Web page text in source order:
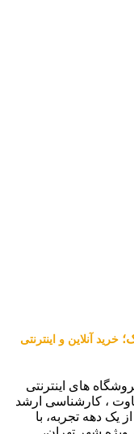
خرید آنلاین و اینترنتی
های اینترنتی
، کارشناسی ارشد
یک دهه تجربه، با